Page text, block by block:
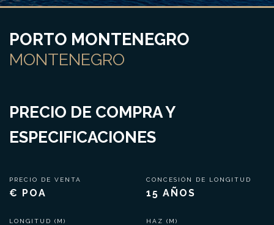
PORTO MONTENEGRO
MONTENEGRO
PRECIO DE COMPRA Y
ESPECIFICACIONES
PRECIO DE VENTA
€ POA
LONGITUD (M)
CONCESIÓN DE LONGITUD
15 AÑOS
HAZ (M)